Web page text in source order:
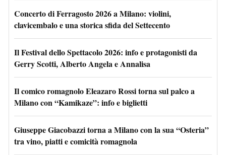
Concerto di Ferragosto 2026 a Milano: violini,
clavicembalo e una storica sfida del Settecento
Il Festival dello Spettacolo 2026: info e protagonisti da
Gerry Scotti, Alberto Angela e Annalisa
Il comico romagnolo Eleazaro Rossi torna sul palco a
Milano con “Kamikaze”: info e biglietti
Giuseppe Giacobazzi torna a Milano con la sua “Osteria”
tra vino, piatti e comicità romagnola